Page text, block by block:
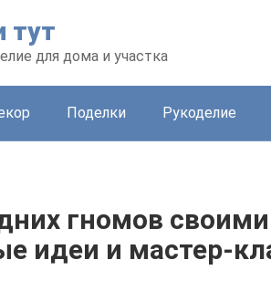
тут
для дома и участка
Поделки Рукоделие
гномов
идеи и мастер-